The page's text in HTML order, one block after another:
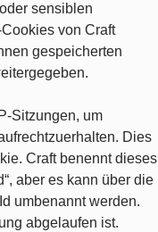
sensiblen
von Craft
gespeicherten
Sitzungen, um
Dies
Craft benennt dieses
aber es kann über die
umbenannt werden.
abgelaufen ist.